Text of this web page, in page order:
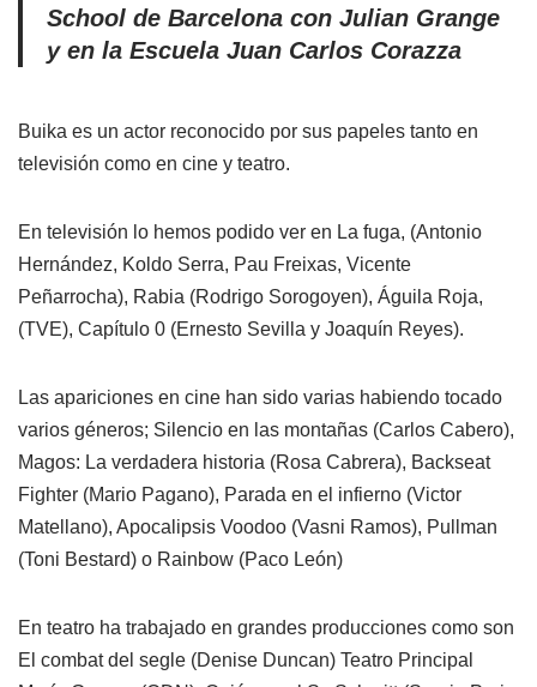
School de Barcelona con Julian Grange
y en la Escuela Juan Carlos Corazza
Buika es un actor reconocido por sus papeles tanto en
televisión como en cine y teatro.
En televisión lo hemos podido ver en La fuga, (Antonio
Hernández, Koldo Serra, Pau Freixas, Vicente
Peñarrocha), Rabia (Rodrigo Sorogoyen), Águila Roja,
(TVE), Capítulo 0 (Ernesto Sevilla y Joaquín Reyes).
Las apariciones en cine han sido varias habiendo tocado
varios géneros; Silencio en las montañas (Carlos Cabero),
Magos: La verdadera historia (Rosa Cabrera), Backseat
Fighter (Mario Pagano), Parada en el infierno (Victor
Matellano), Apocalipsis Voodoo (Vasni Ramos), Pullman
(Toni Bestard) o Rainbow (Paco León)
En teatro ha trabajado en grandes producciones como son
El combat del segle (Denise Duncan) Teatro Principal